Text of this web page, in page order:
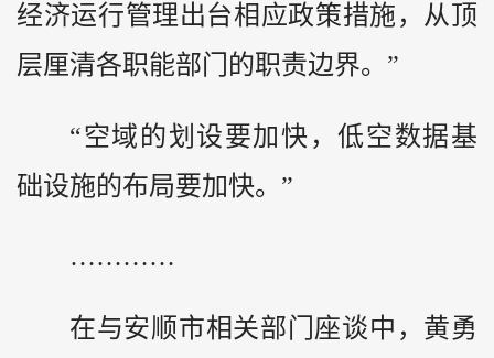
经济运行管理出台相应政策措施，从顶
层厘清各职能部门的职责边界。”
“空域的划设要加快，低空数据基
础设施的布局要加快。”
…………
在与安顺市相关部门座谈中，黄勇